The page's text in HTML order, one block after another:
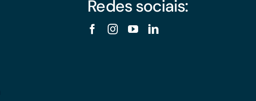
Redes sociais: